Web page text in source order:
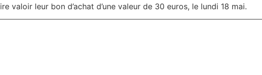
valoir leur bon d’achat d’une valeur de 30 euros, le lundi 18 mai.